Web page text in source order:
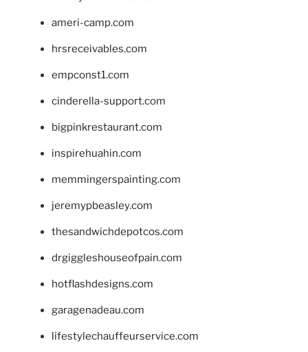
ameri-camp.com
hrsreceivables.com
empconst1.com
cinderella-support.com
bigpinkrestaurant.com
inspirehuahin.com
memmingerspainting.com
jeremypbeasley.com
thesandwichdepotcos.com
drgiggleshouseofpain.com
hotflashdesigns.com
garagenadeau.com
lifestylechauffeurservice.com